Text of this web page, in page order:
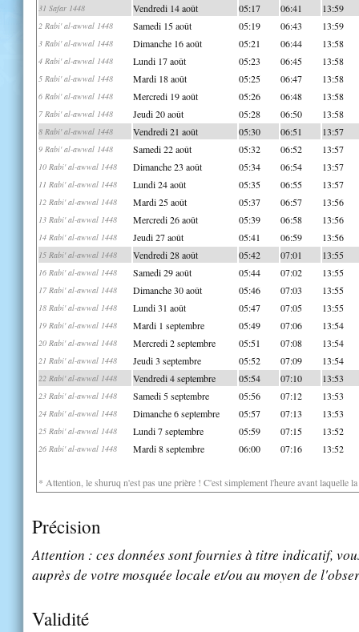
31 Safar 1448 Vendredi 14 août 05:17 06:41 13:59
2 Rabi' al-awwal 1448 Samedi 15 août 05:19 06:43 13:59
3 Rabi' al-awwal 1448 Dimanche 16 août 05:21 06:44 13:58
4 Rabi' al-awwal 1448 Lundi 17 août 05:23 06:45 13:58
5 Rabi' al-awwal 1448 Mardi 18 août 05:25 06:47 13:58
6 Rabi' al-awwal 1448 Mercredi 19 août 05:26 06:48 13:58
7 Rabi' al-awwal 1448 Jeudi 20 août 05:28 06:50 13:58
8 Rabi' al-awwal 1448 Vendredi 21 août 05:30 06:51 13:57
9 Rabi' al-awwal 1448 Samedi 22 août 05:32 06:52 13:57
10 Rabi' al-awwal 1448 Dimanche 23 août 05:34 06:54 13:57
11 Rabi' al-awwal 1448 Lundi 24 août 05:35 06:55 13:57
12 Rabi' al-awwal 1448 Mardi 25 août 05:37 06:57 13:56
13 Rabi' al-awwal 1448 Mercredi 26 août 05:39 06:58 13:56
14 Rabi' al-awwal 1448 Jeudi 27 août 05:41 06:59 13:56
15 Rabi' al-awwal 1448 Vendredi 28 août 05:42 07:01 13:55
16 Rabi' al-awwal 1448 Samedi 29 août 05:44 07:02 13:55
17 Rabi' al-awwal 1448 Dimanche 30 août 05:46 07:03 13:55
18 Rabi' al-awwal 1448 Lundi 31 août 05:47 07:05 13:55
19 Rabi' al-awwal 1448 Mardi 1 septembre 05:49 07:06 13:54
20 Rabi' al-awwal 1448 Mercredi 2 septembre 05:51 07:08 13:54
21 Rabi' al-awwal 1448 Jeudi 3 septembre 05:52 07:09 13:54
22 Rabi' al-awwal 1448 Vendredi 4 septembre 05:54 07:10 13:53
23 Rabi' al-awwal 1448 Samedi 5 septembre 05:56 07:12 13:53
24 Rabi' al-awwal 1448 Dimanche 6 septembre 05:57 07:13 13:53
25 Rabi' al-awwal 1448 Lundi 7 septembre 05:59 07:15 13:52
26 Rabi' al-awwal 1448 Mardi 8 septembre 06:00 07:16 13:52
* Attention, le shuruq n'est pas une prière ! C'est simplement l'heure avant laquelle
Précision
Attention : ces données sont fournies à titre indicatif,
auprès de votre mosquée locale et/ou au moyen de
Validité